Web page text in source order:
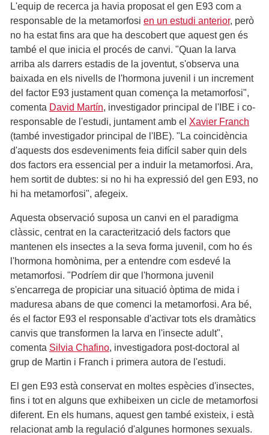
L'equip de recerca ja havia proposat el gen E93 com a
responsable de la metamorfosi en un estudi anterior, però
no ha estat fins ara que ha descobert que aquest gen és
també el que inicia el procés de canvi. "Quan la larva
arriba als darrers estadis de la joventut, s'observa una
baixada en els nivells de l'hormona juvenil i un increment
del factor E93 justament quan comença la metamorfosi",
comenta David Martín, investigador principal de l'IBE i co-
responsable de l'estudi, juntament amb el Xavier Franch
(també investigador principal de l'IBE). "La coincidència
d'aquests dos esdeveniments feia difícil saber quin dels
dos factors era essencial per a induir la metamorfosi. Ara,
hem sortit de dubtes: si no hi ha expressió del gen E93, no
hi ha metamorfosi", afegeix.
Aquesta observació suposa un canvi en el paradigma
clàssic, centrat en la caracterització dels factors que
mantenen els insectes a la seva forma juvenil, com ho és
l'hormona homònima, per a entendre com esdevé la
metamorfosi. "Podríem dir que l'hormona juvenil
s'encarrega de propiciar una situació òptima de mida i
maduresa abans de que comenci la metamorfosi. Ara bé,
és el factor E93 el responsable d'activar tots els dramàtics
canvis que transformen la larva en l'insecte adult",
comenta Silvia Chafino, investigadora post-doctoral al
grup de Martin i Franch i primera autora de l'estudi.
El gen E93 està conservat en moltes espècies d'insectes,
fins i tot en alguns que exhibeixen un cicle de metamorfosi
diferent. En els humans, aquest gen també existeix, i està
relacionat amb la regulació d'algunes hormones sexuals.